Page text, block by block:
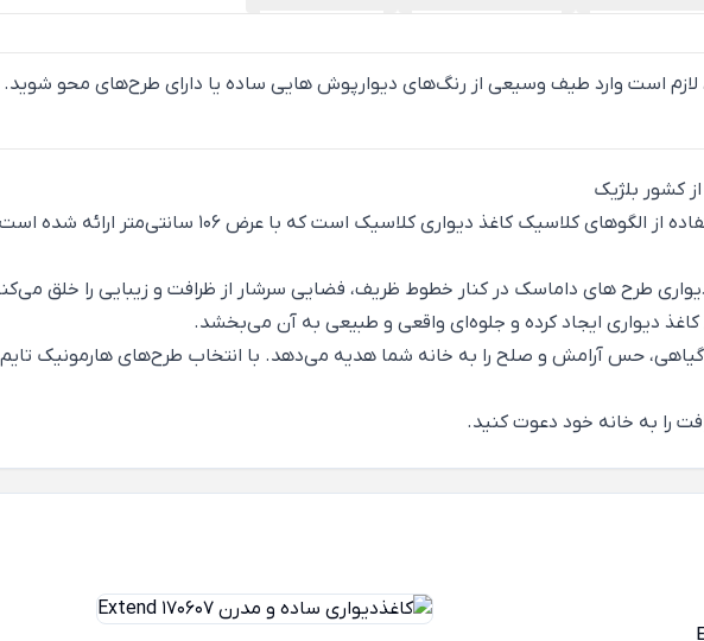
کلاسیک کاغذ دیواری کلاسیک است که با عرض 106 سانتی‌متر ارائه شده است.
طرح های داماسک در کنار خطوط ظریف، فضایی سرشار از ظرافت و زیبایی را خلق
دیواری ایجاد کرده و جلوه‌ای واقعی و طبیعی به آن می‌بخشد.